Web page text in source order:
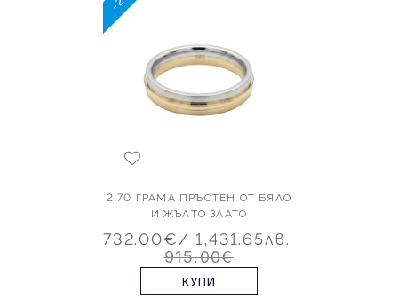
2.70 ГРАМА ПРЪСТЕН ОТ БЯЛО
И ЖЪЛТО ЗЛАТО
732.00€/ 1,431.65лв.
915.00€
КУПИ